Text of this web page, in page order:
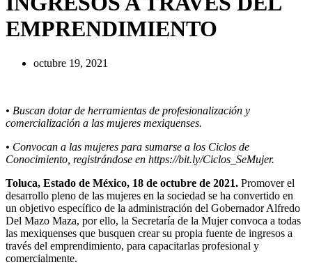
EMPRENDIMIENTO
octubre 19, 2021
• Buscan dotar de herramientas de profesionalización y
comercialización a las mujeres mexiquenses.
• Convocan a las mujeres para sumarse a los Ciclos de
Conocimiento, registrándose en https://bit.ly/Ciclos_SeMujer.
Toluca, Estado de México, 18 de octubre de 2021. Promover el
desarrollo pleno de las mujeres en la sociedad se ha convertido en
un objetivo específico de la administración del Gobernador Alfredo
Del Mazo Maza, por ello, la Secretaría de la Mujer convoca a todas
las mexiquenses que busquen crear su propia fuente de ingresos a
través del emprendimiento, para capacitarlas profesional y
comercialmente.